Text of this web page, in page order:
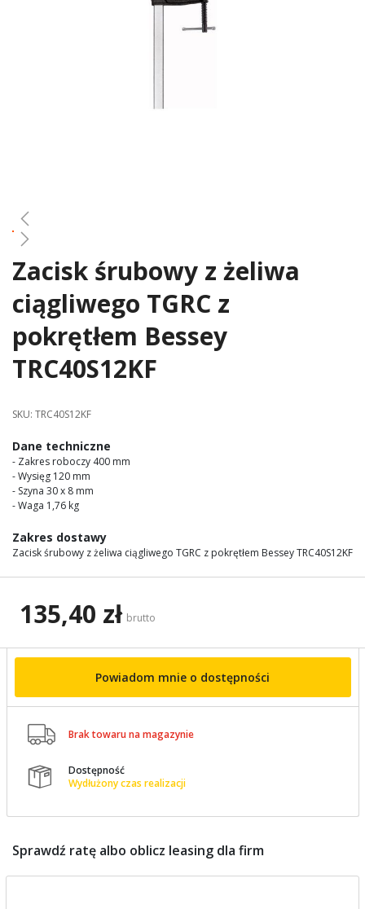
Skip
to
the
beginning
of
the
images
Zacisk śrubowy z żeliwa
ciągliwego TGRC z
pokrętłem Bessey
TRC40S12KF
SKU: TRC40S12KF
Dane techniczne
- Zakres roboczy 400 mm
- Wysięg 120 mm
- Szyna 30 x 8 mm
- Waga 1,76 kg
Zakres dostawy
Zacisk śrubowy z żeliwa ciągliwego TGRC z pokrętłem Bessey TRC40S12KF
135,40 zł brutto
Powiadom mnie o dostępności
 Brak towaru na magazynie

Dostępność
Wydłużony czas realizacji
Sprawdź ratę albo oblicz leasing dla firm